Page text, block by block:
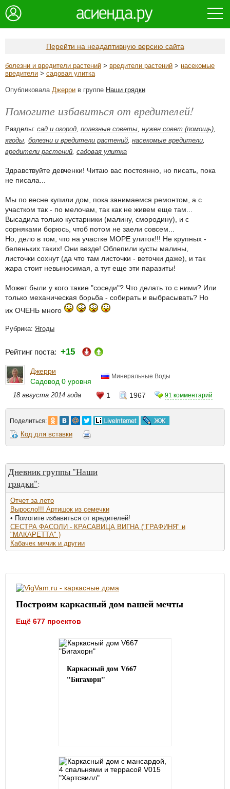
Перейти на неадаптивную версию сайта
болезни и вредители растений > вредители растений > насекомые
вредители > садовая улитка
Опубликовала Джерри в группе Наши грядки
Помогите избавиться от вредителей!
Разделы: сад и огород, полезные советы, нужен совет (помощь),
ягоды, болезни и вредители растений, насекомые вредители,
вредители растений, садовая улитка
Здравствуйте девченки! Читаю вас постоянно, но писать, пока
не писала...
Мы по весне купили дом, пока занимаемся ремонтом, а с
участком так - по мелочам, так как не живем еще там...
Высадила только кустарники (малину, смородину), и с
сорняками борюсь, чтоб потом не заели совсем...
Но, дело в том, что на участке МОРЕ улиток!!! Не крупных -
беленьких таких! Они везде! Облепили кусты малины,
листочки сохнут (да что там листочки - веточки даже), и так
жара стоит невыносимая, а тут еще эти паразиты!
Может были у кого такие "соседи"? Что делать то с ними? Или
только механическая борьба - собирать и выбрасывать? Но
их ОЧЕНЬ много
Рубрика: Ягоды
Рейтинг поста: +15
Джерри
Садовод 0 уровня
Минеральные Воды
18 августа 2014 года 1 1967 91 комментарий
Поделиться:
Код для вставки
Дневник группы "Наши
грядки":
Отчет за лето
Выросло!!! Артишок из семечки
• Помогите избавиться от вредителей!
СЕСТРА ФАСОЛИ - КРАСАВИЦА ВИГНА ("ГРАФИНЯ" и
"МАКАРЕТТА" )
Кабачек мячик и другии
Построим каркасный дом вашей мечты
Ещё 677 проектов
Каркасный дом V667
"Бигахорн"